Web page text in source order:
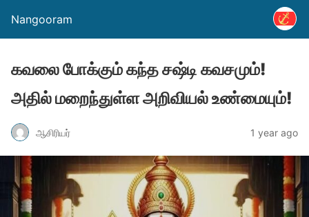
Nangooram
கவலை போக்கும் கந்த சஷ்டி கவசமும்!
அதில் மறைந்துள்ள அறிவியல் உண்மையும்!
ஆசிரியர் 1 year ago